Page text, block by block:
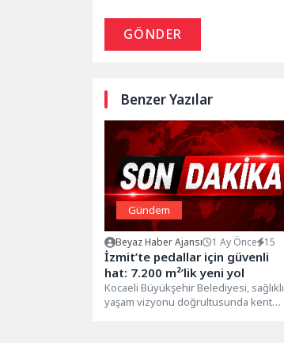
GÖNDER
Benzer Yazılar
Gündem
Beyaz Haber Ajansı 1 Ay Önce 15
İzmit’te pedallar için güvenli
hat: 7.200 m²’lik yeni yol
Kocaeli Büyükşehir Belediyesi, sağlıklı
yaşam vizyonu doğrultusunda kent